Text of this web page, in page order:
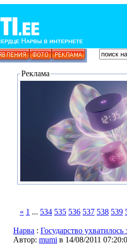
Реклама
« 1 ... 534 535 536 537 538 539
Нарва : Государство
Автор: mumi в 14/08/2011